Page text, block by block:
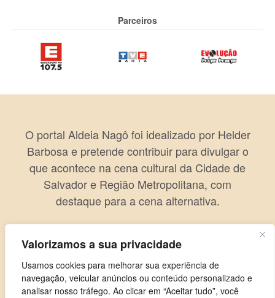
Valorizamos a sua privacidade
Usamos cookies para melhorar sua experiência de
navegação, veicular anúncios ou conteúdo personalizado e
analisar nosso tráfego. Ao clicar em “Aceitar tudo”, você
Parceiros
O portal Aldeia Nagô foi idealizado por Helder
Barbosa e pretende contribuir para divulgar o
que acontece na cena cultural da Cidade de
Salvador e Região Metropolitana, com
destaque para a cena alternativa.